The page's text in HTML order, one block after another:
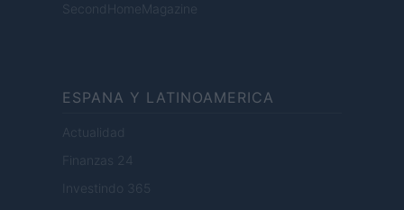
SecondHomeMagazine
ESPANA Y LATINOAMERICA
Actualidad
Finanzas 24
Investindo 365